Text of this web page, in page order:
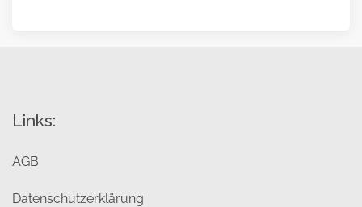
Links:
AGB
Datenschutzerklärung